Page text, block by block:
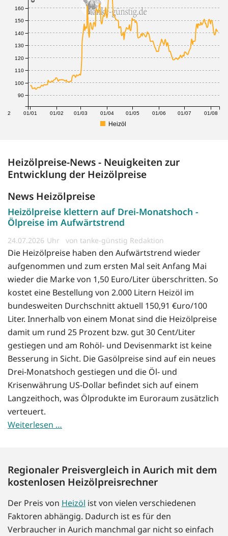
12 01/01 01/02 01/03 01/04 01/05 01/06 01/07 01/08
90
100
110
120
130
140
150
160
Heizöl
Heizölpreise-News - Neuigkeiten zur
Entwicklung der Heizölpreise
News Heizölpreise
Heizölpreise klettern auf Drei-Monatshoch -
Ölpreise im Aufwärtstrend
24.07.2026 von tanke-günstig Redaktion
Die Heizölpreise haben den Aufwärtstrend wieder
aufgenommen und zum ersten Mal seit Anfang Mai
wieder die Marke von 1,50 Euro/Liter überschritten. So
kostet eine Bestellung von 2.000 Litern Heizöl im
bundesweiten Durchschnitt aktuell 150,91 €uro/100
Liter. Innerhalb von einem Monat sind die Heizölpreise
damit um rund 25 Prozent bzw. gut 30 Cent/Liter
gestiegen und am Rohöl- und Devisenmarkt ist keine
Besserung in Sicht. Die Gasölpreise sind auf ein neues
Drei-Monatshoch gestiegen und die Öl- und
Krisenwährung US-Dollar befindet sich auf einem
Langzeithoch, was Ölprodukte im Euroraum zusätzlich
verteuert.
Weiterlesen …
Regionaler Preisvergleich in Aurich mit dem
kostenlosen Heizölpreisrechner
Der Preis von Heizöl ist von vielen verschiedenen
Faktoren abhängig. Dadurch ist es für den
Verbraucher in Aurich manchmal gar nicht so einfach